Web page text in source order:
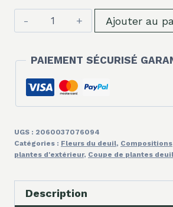
quantité
de
de
plantes
blanches
Ajouter au
PAIEMENT SÉCURISÉ
UGS : 2060037076094
Catégories : Fleurs du deuil, Compositions
plantes d'extérieur, Coupe de plantes deuil
Description